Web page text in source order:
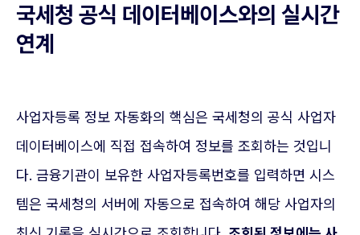
국세청 공식 데이터베이스와의 실시간
연계
사업자등록 정보 자동화의 핵심은 국세청의 공식 사업자
데이터베이스에 직접 접속하여 정보를 조회하는 것입니
다. 금융기관이 보유한 사업자등록번호를 입력하면 시스
템은 국세청의 서버에 자동으로 접속하여 해당 사업자의